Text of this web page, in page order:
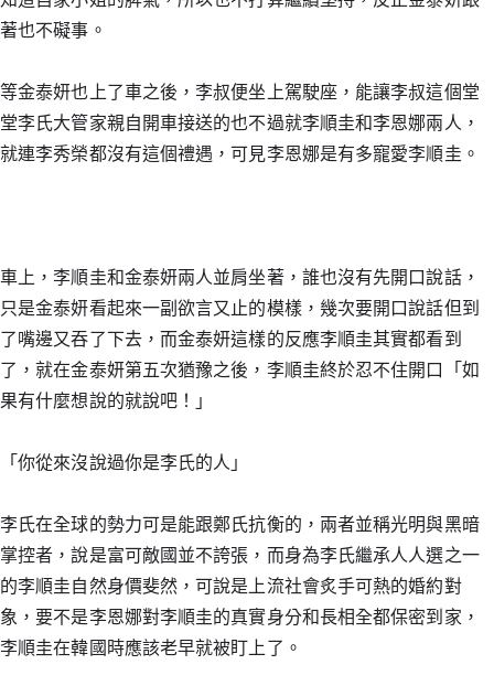
著也不礙事。
等金泰妍也上了車之後，李叔便坐上駕駛座，能讓李叔這個堂
堂李氏大管家親自開車接送的也不過就李順圭和李恩娜兩人，
就連李秀榮都沒有這個禮遇，可見李恩娜是有多寵愛李順圭。
車上，李順圭和金泰妍兩人並肩坐著，誰也沒有先開口說話，
只是金泰妍看起來一副欲言又止的模樣，幾次要開口說話但到
了嘴邊又吞了下去，而金泰妍這樣的反應李順圭其實都看到
了，就在金泰妍第五次猶豫之後，李順圭終於忍不住開口「如
果有什麼想說的就說吧！」
「你從來沒說過你是李氏的人」
李氏在全球的勢力可是能跟鄭氏抗衡的，兩者並稱光明與黑暗
掌控者，說是富可敵國並不誇張，而身為李氏繼承人人選之一
的李順圭自然身價斐然，可說是上流社會炙手可熱的婚約對
象，要不是李恩娜對李順圭的真實身分和長相全都保密到家，
李順圭在韓國時應該老早就被盯上了。